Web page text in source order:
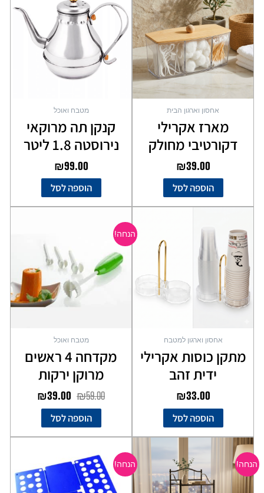
אחסון וארגון הבית
מארז אקרילי
דקורטיבי מחולק
₪39.00
הוספה לסל
מטבח ואוכל
קנקן תה מרוקאי
נירוסטה 1.8 ליטר
₪99.00
הוספה לסל
אחסון וארגון למטבח
מתקן כוסות אקרילי
ידית זהב
₪33.00
הוספה לסל
הנחה!
מטבח ואוכל
מקדחה 4 ראשים
מרוקן ירקות
₪59.00
₪59.00.
₪39.00
הוספה לסל
הנחה!
המקורי
היה:
₪149.00.
הנוכחי
הוא:
₪99.00.
הנחה!
המקורי
היה:
₪35.00.
הוא:
₪22.00.